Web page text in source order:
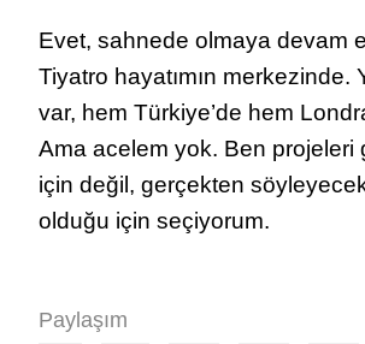
Evet, sahnede olmaya devam
Tiyatro hayatımın merkezinde.
var, hem Türkiye’de hem
Ama acelem yok. Ben projeleri
için değil, gerçekten
olduğu için seçiyorum.
Paylaşım